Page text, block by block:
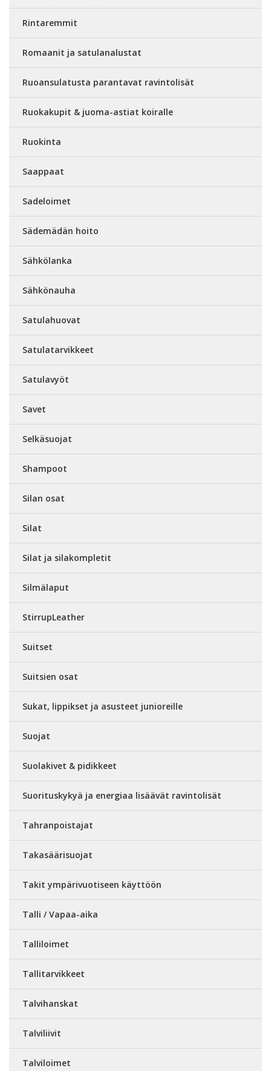
Rintaremmit
Romaanit ja satulanalustat
Ruoansulatusta parantavat ravintolisät
Ruokakupit & juoma-astiat koiralle
Ruokinta
Saappaat
Sadeloimet
Sädemädän hoito
Sähkölanka
Sähkönauha
Satulahuovat
Satulatarvikkeet
Satulavyöt
Savet
Selkäsuojat
Shampoot
Silan osat
Silat
Silat ja silakompletit
Silmälaput
StirrupLeather
Suitset
Suitsien osat
Sukat, lippikset ja asusteet junioreille
Suojat
Suolakivet & pidikkeet
Suorituskykyä ja energiaa lisäävät ravintolisät
Tahranpoistajat
Takasäärisuojat
Takit ympärivuotiseen käyttöön
Talli / Vapaa-aika
Talliloimet
Tallitarvikkeet
Talvihanskat
Talviliivit
Talviloimet